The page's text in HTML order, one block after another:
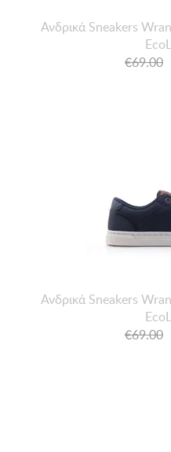
Ανδρικά Sneakers
€69.00
Ανδρικά Sneakers
€69.00